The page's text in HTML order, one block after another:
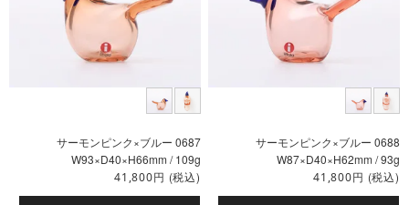
サーモンピンク×ブルー 0687
W93×D40×H66mm / 109g
41,800円 (税込)
サーモンピンク×ブルー 0688
W87×D40×H62mm / 93g
41,800円 (税込)